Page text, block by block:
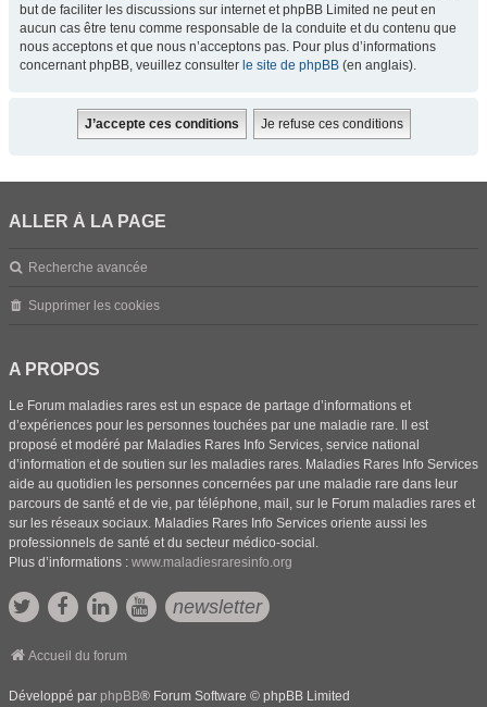
but de faciliter les discussions sur internet et phpBB Limited ne peut en
aucun cas être tenu comme responsable de la conduite et du contenu que
nous acceptons et que nous n’acceptons pas. Pour plus d’informations
concernant phpBB, veuillez consulter le site de phpBB (en anglais).
ALLER À LA PAGE
Recherche avancée
Supprimer les cookies
A PROPOS
Le Forum maladies rares est un espace de partage d’informations et
d’expériences pour les personnes touchées par une maladie rare. Il est
proposé et modéré par Maladies Rares Info Services, service national
d’information et de soutien sur les maladies rares. Maladies Rares Info Services
aide au quotidien les personnes concernées par une maladie rare dans leur
parcours de santé et de vie, par téléphone, mail, sur le Forum maladies rares et
sur les réseaux sociaux. Maladies Rares Info Services oriente aussi les
professionnels de santé et du secteur médico-social.
Plus d’informations : www.maladiesraresinfo.org
newsletter
Accueil du forum
Développé par phpBB® Forum Software © phpBB Limited